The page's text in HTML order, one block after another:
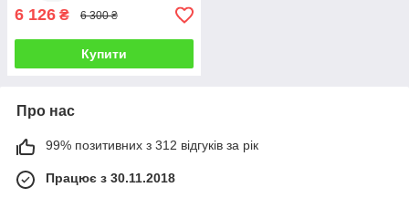
6 126 ₴ 6 300 ₴
Купити
Про нас
99% позитивних з 312 відгуків за рік
Працює з 30.11.2018